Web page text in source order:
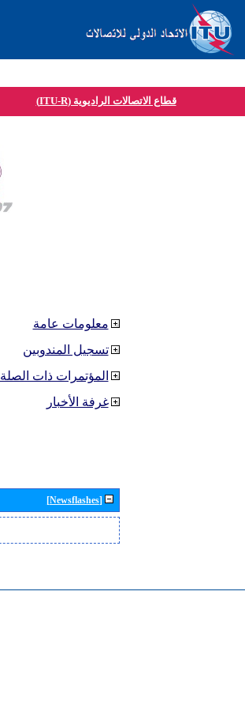
قطاع الاتصالات الراديوية (ITU-R)
معلومات عامة
تسجيل المندوبين
المؤتمرات ذات الصلة
غرفة الأخبار
[Newsflashes]